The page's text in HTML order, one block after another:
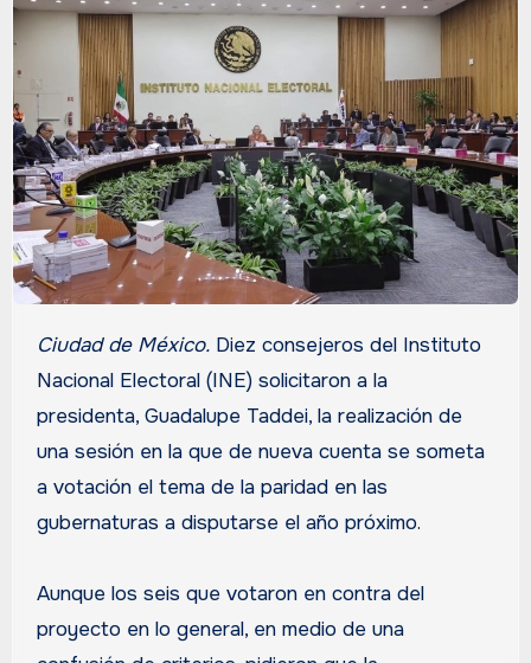
Ciudad de México.Diez consejeros del Instituto
Nacional Electoral (INE) solicitaron a la
presidenta, Guadalupe Taddei, la realización de
una sesión en la que de nueva cuenta se someta
a votación el tema de la paridad en las
gubernaturas a disputarse el año próximo.
Aunque los seis que votaron en contra del
proyecto en lo general, en medio de una